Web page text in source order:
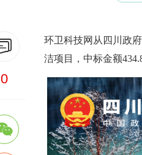
0
环卫科技网从四川政
洁项目，中标金额